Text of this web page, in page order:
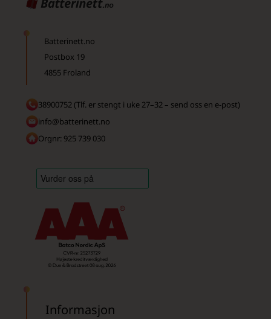
Batterinett.no
Postbox 19
4855 Froland
38900752 (Tlf. er stengt i uke 27–32 – send oss en e-post)
info@batterinett.no
Orgnr: 925 739 030
Informasjon